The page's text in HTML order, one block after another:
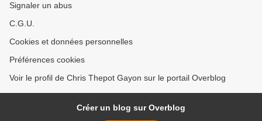
Signaler un abus
C.G.U.
Cookies et données personnelles
Préférences cookies
Voir le profil de Chris Thepot Gayon sur le portail Overblog
Créer un blog sur Overblog